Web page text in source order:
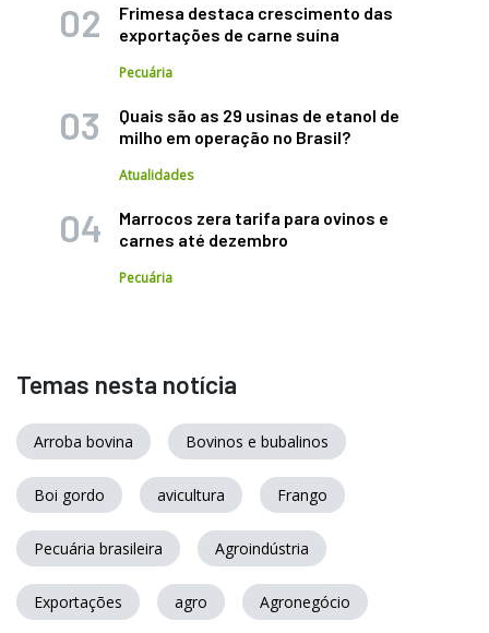
Frimesa destaca crescimento das
exportações de carne suína
Pecuária
Quais são as 29 usinas de etanol de
milho em operação no Brasil?
Atualidades
Marrocos zera tarifa para ovinos e
carnes até dezembro
Pecuária
Temas nesta notícia
Arroba bovina Bovinos e bubalinos
Boi gordo avicultura Frango
Pecuária brasileira Agroindústria
Exportações agro Agronegócio